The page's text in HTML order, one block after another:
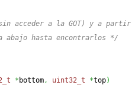
acceder a la GOT) y a partir
hasta encontrarlos */
* bottom, uint32_t *top)